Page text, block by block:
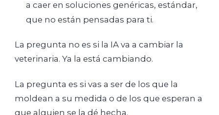
a caer en soluciones genéricas, estándar,
que no están pensadas para ti.
La pregunta no es si la IA va a cambiar la
veterinaria. Ya la está cambiando.
La pregunta es si vas a ser de los que la
moldean a su medida o de los que esperan a
que alguien se la dé hecha.